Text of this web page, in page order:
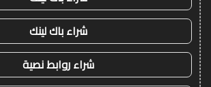
شراء باك لينك
شراء روابط نصية